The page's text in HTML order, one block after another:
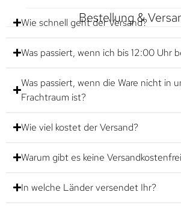
Bestellung &
Wie schnell geht der Versand?
Was passiert, wenn ich bis 12:00 Uhr
Was passiert, wenn die Ware nicht in
Frachtraum ist?
Wie viel kostet der Versand?
Warum gibt es keine
In welche Länder versendet Ihr?